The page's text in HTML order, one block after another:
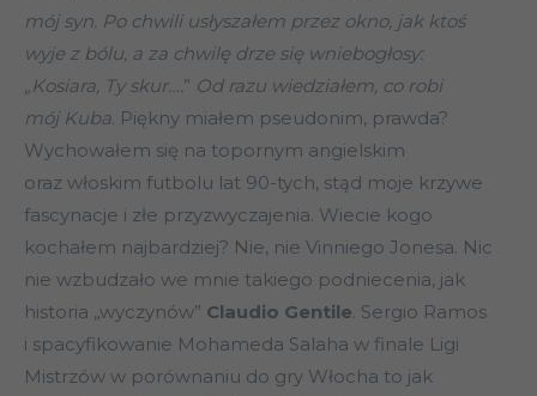
mój syn. Po chwili usłyszałem przez okno, jak ktoś
wyje z bólu, a za chwilę drze się wniebogłosy:
„Kosiara, Ty skur….” Od razu wiedziałem, co robi
mój Kuba. Piękny miałem pseudonim, prawda?
Wychowałem się na topornym angielskim
oraz włoskim futbolu lat 90-tych, stąd moje krzywe
fascynacje i złe przyzwyczajenia. Wiecie kogo
kochałem najbardziej? Nie, nie Vinniego Jonesa. Nic
nie wzbudzało we mnie takiego podniecenia, jak
historia „wyczynów” Claudio Gentile. Sergio Ramos
i spacyfikowanie Mohameda Salaha w finale Ligi
Mistrzów w porównaniu do gry Włocha to jak